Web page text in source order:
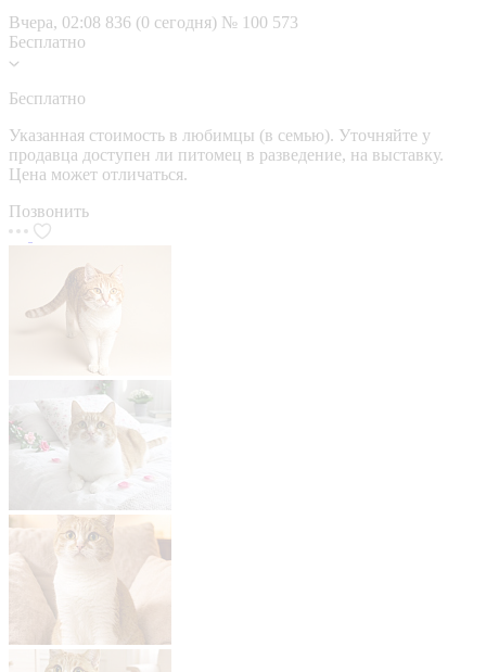
Вчера, 02:08 836 (0 сегодня) № 100 573
Бесплатно
Бесплатно
Указанная стоимость в любимцы (в семью). Уточняйте у
продавца доступен ли питомец в разведение, на выставку.
Цена может отличаться.
Позвонить